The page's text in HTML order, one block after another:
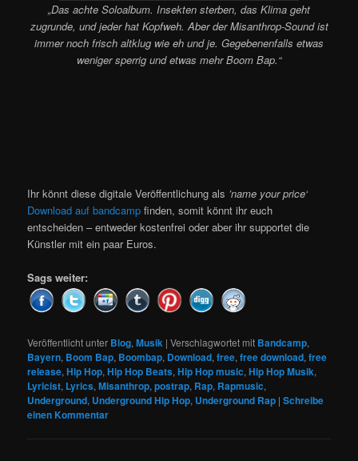
„Das achte Soloalbum. Insekten sterben, das Klima geht
zugrunde, und jeder hat Kopfweh. Aber der Misanthrop-Sound ist
immer noch frisch altklug wie eh und je. Gegebenenfalls etwas
weniger sperrig und etwas mehr Boom Bap.“
Ihr könnt diese digitale Veröffentlichung als ’name your price‘
Download auf bandcamp finden, somit könnt ihr euch
entscheiden – entweder kostenfrei oder aber ihr supportet die
Künstler mit ein paar Euros.
Sags weiter:
Veröffentlicht unter Blog,Musik |Verschlagwortet mit Bandcamp,
Bayern, Boom Bap, Boombap, Download,free,free download,free
release,Hip Hop,Hip Hop Beats,Hip Hop music,Hip Hop Musik,
Lyricist, Lyrics,Misanthrop,postrap, Rap, Rapmusic,
Underground, Underground Hip Hop, Underground Rap |Schreibe
einen Kommentar